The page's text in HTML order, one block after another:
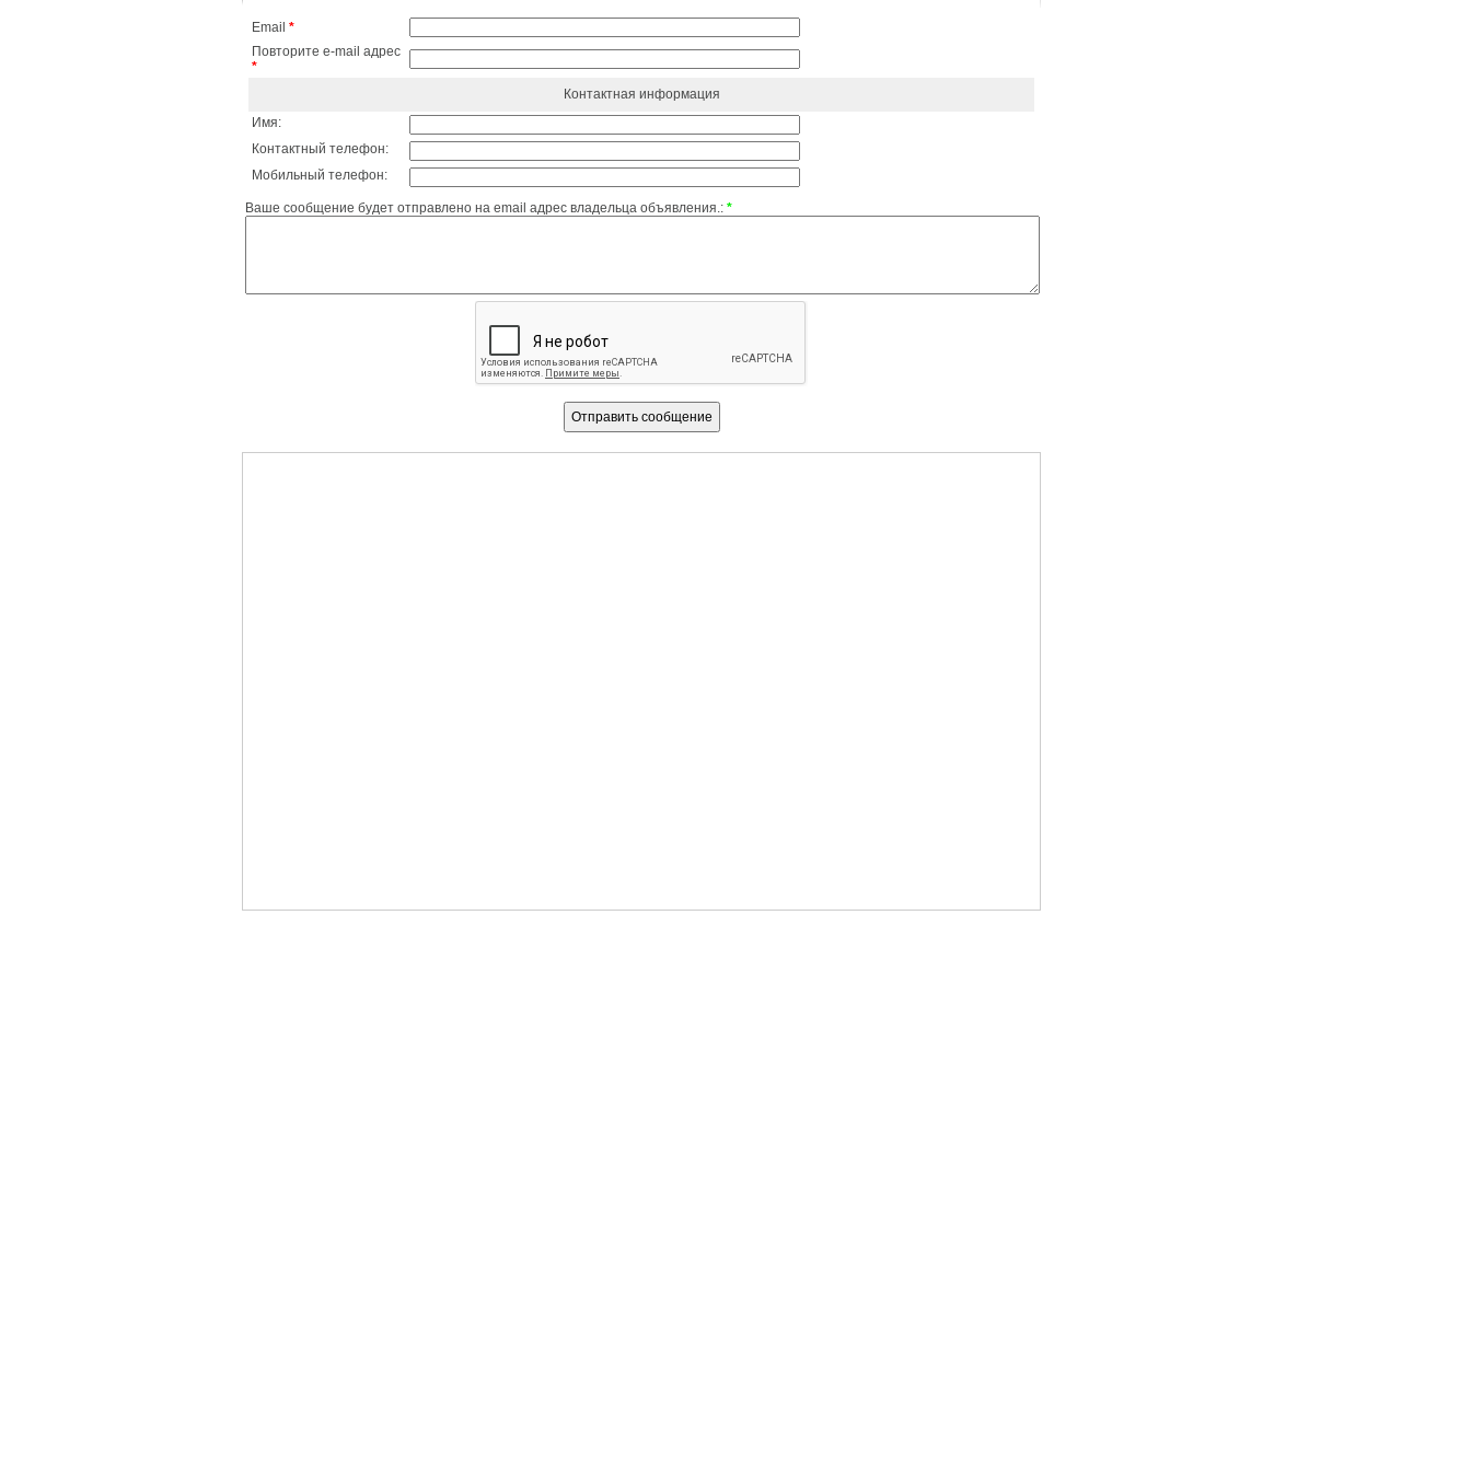
Email *
Повторите e-mail адрес
*
Контактная информация
Имя:
Контактный телефон:
Мобильный телефон:
Ваше сообщение будет отправлено на email адрес владельца объявления.: *